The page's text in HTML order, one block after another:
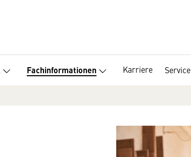
Fachinformationen Karriere Service